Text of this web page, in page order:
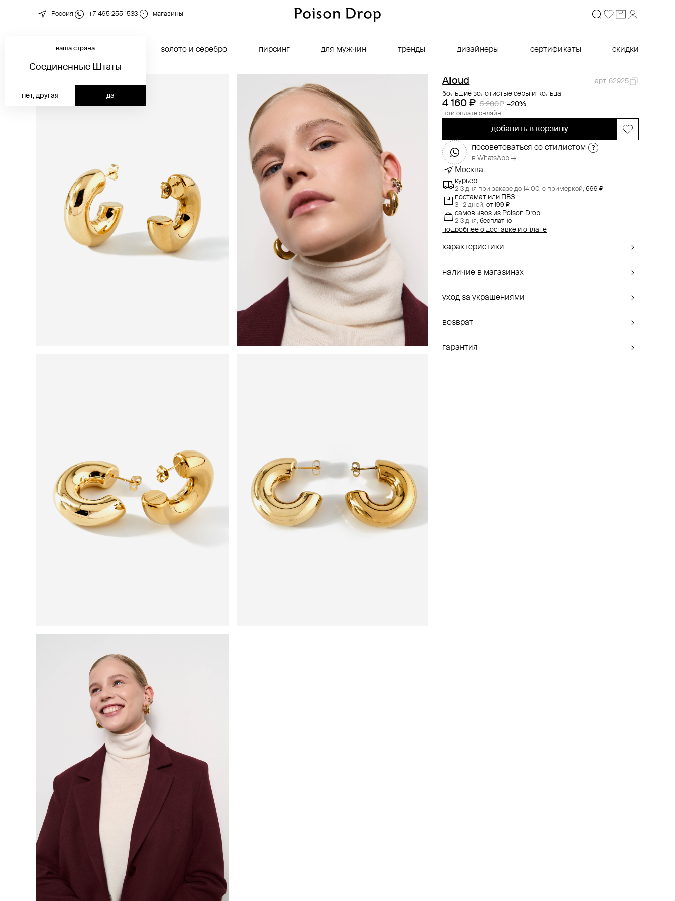
Россия +7 495 255 1533 магазины
новинки золото и серебро пирсинг для мужчин тренды дизайнеры сертификаты скидки
ваша страна
Соединенные Штаты
да
нет, другая
Aloud
арт. 62925
большие золотистые серьги-кольца
4 160 ₽ 5 200 ₽ −20%
при оплате онлайн
добавить в корзину
посоветоваться со стилистом
в WhatsApp →
Москва
курьер
2-3 дня при заказе до 14:00,с примеркой, 699 ₽
постамат или ПВЗ
3-12 дней,от 199 ₽
самовывоз из Poison Drop
2-3 дня,бесплатно
подробнее о доставке и оплате
характеристики
наличие в магазинах
уход за украшениями
возврат
гарантия